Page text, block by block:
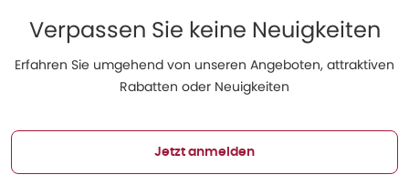
Verpassen Sie keine Neuigkeiten
Erfahren Sie umgehend von unseren Angeboten, attraktiven
Rabatten oder Neuigkeiten
Jetzt anmelden